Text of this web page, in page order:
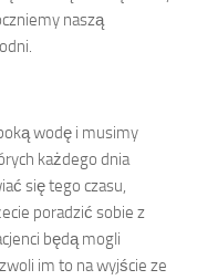
naszą
wodę i musimy
każdego dnia
się tego czasu,
poradzić sobie z
będą mogli
im to na wyjście ze